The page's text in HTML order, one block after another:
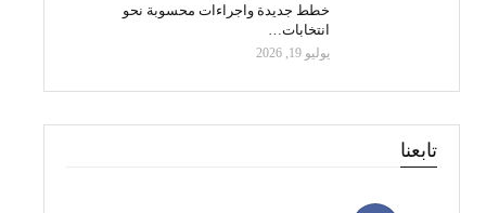
خطط جديدة واجراءات محسوبة نحو
انتخابات…
يوليو 19, 2026
تابعنا